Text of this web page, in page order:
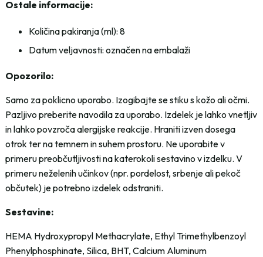
Ostale informacije:
Količina pakiranja (ml): 8
Datum veljavnosti: označen na embalaži
Opozorilo:
Samo za poklicno uporabo. Izogibajte se stiku s kožo ali očmi.
Pazljivo preberite navodila za uporabo. Izdelek je lahko vnetljiv
in lahko povzroča alergijske reakcije. Hraniti izven dosega
otrok ter na temnem in suhem prostoru. Ne uporabite v
primeru preobčutljivosti na katerokoli sestavino v izdelku. V
primeru neželenih učinkov (npr. pordelost, srbenje ali pekoč
občutek) je potrebno izdelek odstraniti.
Sestavine:
HEMA Hydroxypropyl Methacrylate, Ethyl Trimethylbenzoyl
Phenylphosphinate, Silica, BHT, Calcium Aluminum